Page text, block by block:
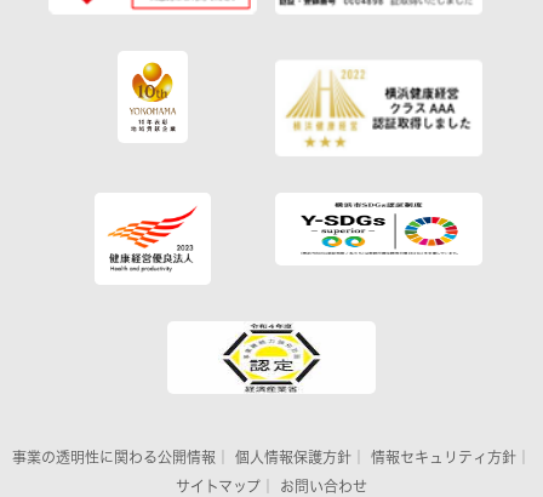
事業の透明性に関わる公開情報 個人情報保護方針 情報セキュリティ方針
サイトマップ
お問い合わせ